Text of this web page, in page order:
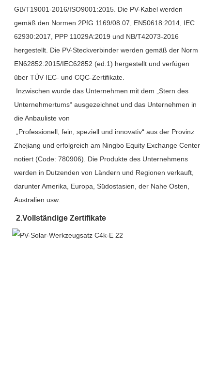
GB/T19001-2016/ISO9001:2015. Die PV-Kabel werden
gemäß den Normen 2PfG 1169/08.07, EN50618:2014, IEC
62930:2017, PPP 11029A:2019 und NB/T42073-2016
hergestellt. Die PV-Steckverbinder werden gemäß der Norm
EN62852:2015/IEC62852 (ed.1) hergestellt und verfügen
über TÜV IEC- und CQC-Zertifikate.
Unternehmertums“ ausgezeichnet und das Unternehmen in
die Anbauliste von
Zhejiang und erfolgreich am Ningbo Equity Exchange Center
notiert (Code: 780906). Die Produkte des Unternehmens
werden in Dutzenden von Ländern und Regionen verkauft,
darunter Amerika, Europa, Südostasien, der Nahe Osten,
Australien usw.
2.Vollständige Zertifikate